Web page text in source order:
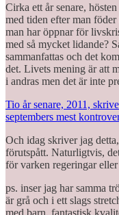
Cirka ett år senare,
med tiden efter man
man har öppnar för
med så mycket lidande?
sammanfattas och det
det. Livets mening är att
i andras men det är inte
Tio år senare, 2011,
septembers mest
Och idag skriver jag
förutspått. Naturligtvis,
för varken regeringar
ps. inser jag har samma
är grå och i ett slags
med barn, fantastisk